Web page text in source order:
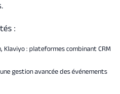
:
Klaviyo : plateformes combinant CRM
gestion avancée des événements